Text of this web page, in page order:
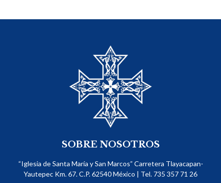
SOBRE NOSOTROS
“Iglesia de Santa María y San Marcos” Carretera Tlayacapan-
Yautepec Km. 67. C.P. 62540​ México | Tel. 735 357 71 26